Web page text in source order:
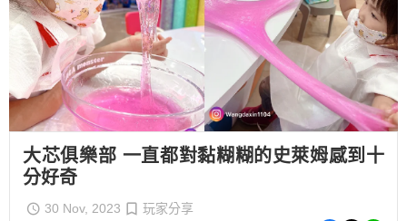
大芯俱樂部 一直都對黏糊糊的史萊姆感到十
分好奇
30 Nov, 2023
玩家分享